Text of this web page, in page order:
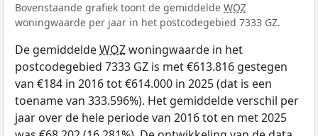
Bovenstaande grafiek toont de gemiddelde WOZ
woningwaarde per jaar in het postcodegebied 7333 GZ.
De gemiddeldeWOZwoningwaarde in het
postcodegebied 7333 GZ is met €613.816 gestegen
van €184 in 2016 tot €614.000 in 2025 (dat is een
toename van 333.596%). Het gemiddelde verschil per
jaar over de hele periode van 2016 tot en met 2025